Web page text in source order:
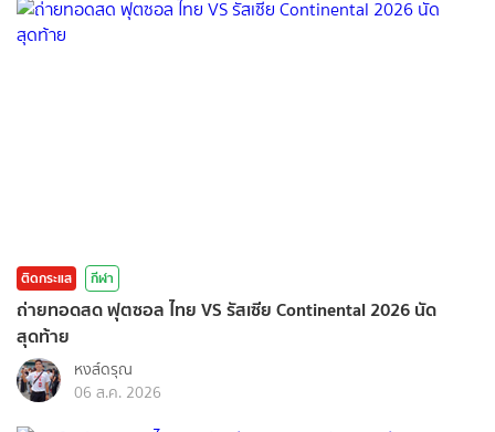
ติดกระแส กีฬา
ถ่ายทอดสด ฟุตซอล ไทย VS รัสเซีย Continental 2026 นัด
สุดท้าย
หงส์ดรุณ
06 ส.ค. 2026